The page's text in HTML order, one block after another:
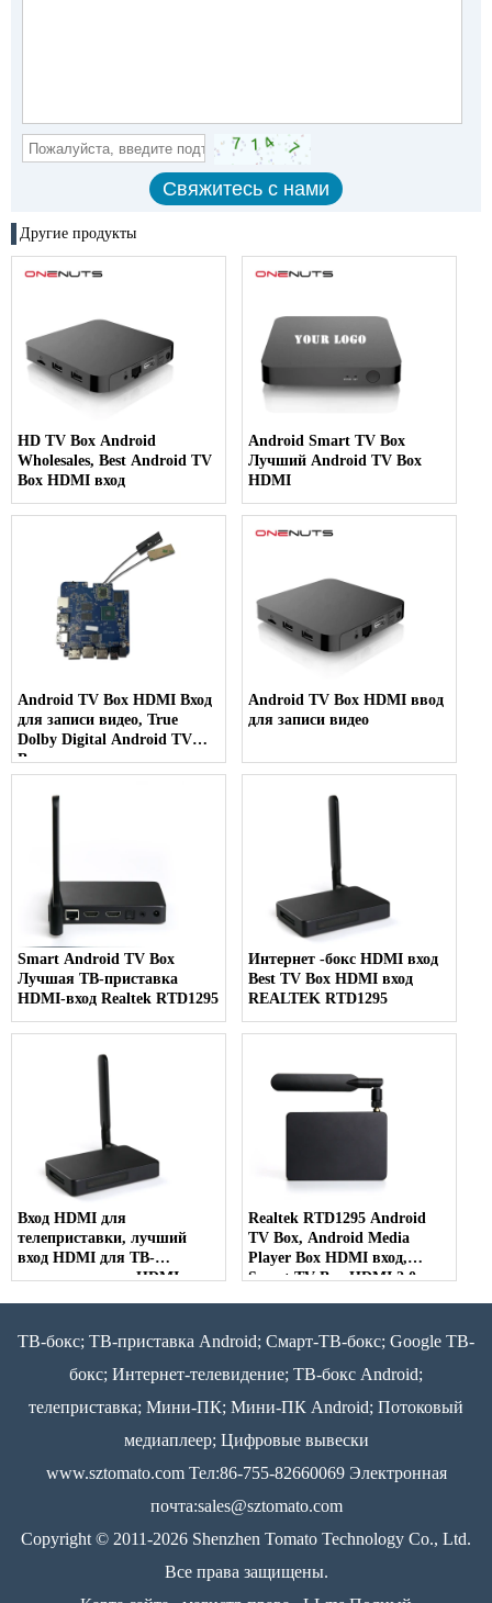
Другие продукты
HD TV Box Android
Wholesales, Best Android TV
Box HDMI вход
Android Smart TV Box
Лучший Android TV Box
HDMI
Android TV Box HDMI Вход
для записи видео, True
Dolby Digital Android TV
Box
Android TV Box HDMI ввод
для записи видео
Smart Android TV Box
Лучшая ТВ-приставка
HDMI-вход Realtek RTD1295
Интернет -бокс HDMI вход
Best TV Box HDMI вход
REALTEK RTD1295
Вход HDMI для
телеприставки, лучший
вход HDMI для ТВ-
приставки, вход HDMI для
Realtek RTD1295 Android
TV Box, Android Media
Player Box HDMI вход,
Smart TV Box HDMI 2.0
ТВ-бокс; ТВ-приставка Android; Смарт-ТВ-бокс; Google ТВ-
бокс; Интернет-телевидение; ТВ-бокс Android;
телеприставка; Мини-ПК; Мини-ПК Android; Потоковый
медиаплеер; Цифровые вывески
www.sztomato.comТел:86-755-82660069 Электронная
почта:sales@sztomato.com
Copyright © 2011-2026 Shenzhen Tomato Technology Co., Ltd.
Все права защищены.